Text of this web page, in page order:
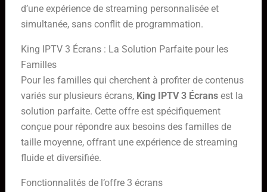
d’une expérience de streaming personnalisée et
simultanée, sans conflit de programmation.
King IPTV 3 Écrans : La Solution Parfaite pour les
Familles
Pour les familles qui cherchent à profiter de contenus
variés sur plusieurs écrans, King IPTV 3 Écransest la
solution parfaite. Cette offre est spécifiquement
conçue pour répondre aux besoins des familles de
taille moyenne, offrant une expérience de streaming
fluide et diversifiée.
Fonctionnalités de l’offre 3 écrans